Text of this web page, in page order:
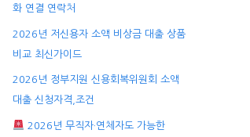
화 연결 연락처
2026년 저신용자 소액 비상금 대출 상품
비교 최신가이드
2026년 정부지원 신용회복위원회 소액
대출 신청자격,조건
2026년 무직자·연체자도 가능한